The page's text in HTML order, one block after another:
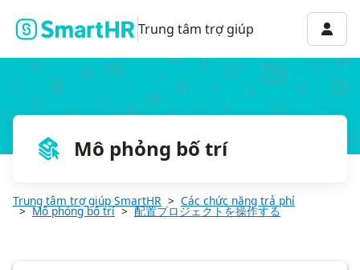
Trung tâm trợ giúp
Mô phỏng bố trí
Trung tâm trợ giúp SmartHR Các chức năng trả phí
Mô phỏng bố trí 配置プロジェクトを操作する